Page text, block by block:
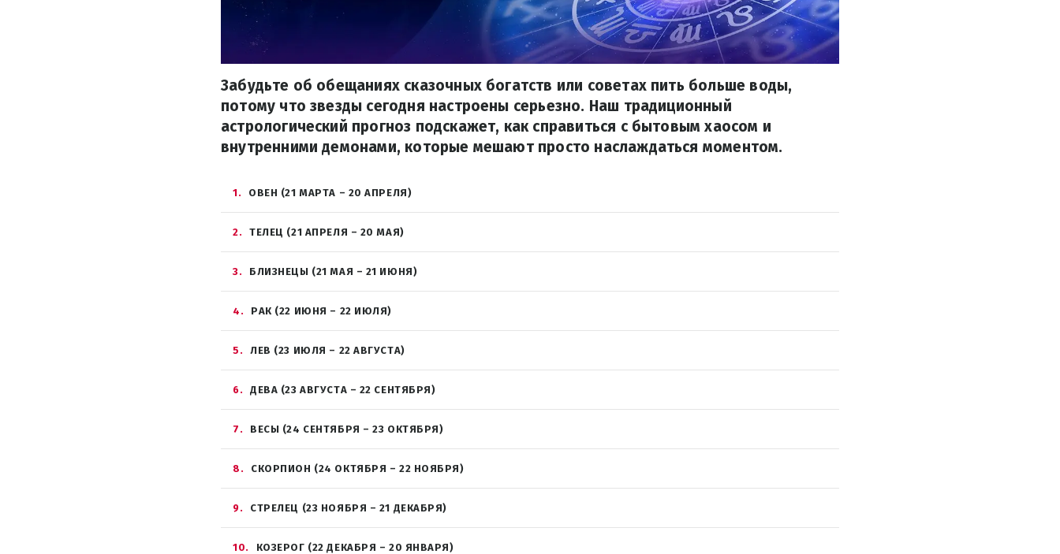
Забудьте об обещаниях сказочных богатств или советах пить больше воды,
потому что звезды сегодня настроены серьезно. Наш традиционный
астрологический прогноз подскажет, как справиться с бытовым хаосом и
внутренними демонами, которые мешают просто наслаждаться моментом.
1 ОВЕН (21 МАРТА – 20 АПРЕЛЯ)
2 ТЕЛЕЦ (21 АПРЕЛЯ – 20 МАЯ)
3 БЛИЗНЕЦЫ (21 МАЯ – 21 ИЮНЯ)
4 РАК (22 ИЮНЯ – 22 ИЮЛЯ)
5 ЛЕВ (23 ИЮЛЯ – 22 АВГУСТА)
6 ДЕВА (23 АВГУСТА – 22 СЕНТЯБРЯ)
7 ВЕСЫ (24 СЕНТЯБРЯ – 23 ОКТЯБРЯ)
8 СКОРПИОН (24 ОКТЯБРЯ – 22 НОЯБРЯ)
9 СТРЕЛЕЦ (23 НОЯБРЯ – 21 ДЕКАБРЯ)
10 КОЗЕРОГ (22 ДЕКАБРЯ – 20 ЯНВАРЯ)